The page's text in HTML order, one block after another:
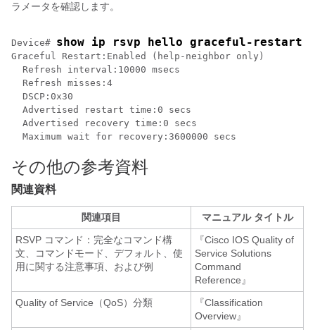
ラメータを確認します。
Device# show ip rsvp hello graceful-restart
Graceful Restart:Enabled (help-neighbor only)
  Refresh interval:10000 msecs
  Refresh misses:4
  DSCP:0x30
  Advertised restart time:0 secs
  Advertised recovery time:0 secs
  Maximum wait for recovery:3600000 secs
その他の参考資料
関連資料
関連項目
マニュアル タイトル
RSVP コマンド：完全なコマンド構
文、コマンドモード、デフォルト、使
用に関する注意事項、および例
『Cisco IOS Quality of
Service Solutions
Command
Reference』
Quality of Service（QoS）分類
『Classification
Overview』